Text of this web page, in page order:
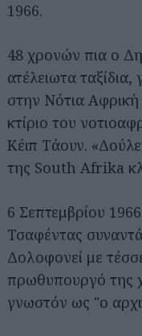
1966.
48 χρονών πια ο
ατέλειωτα
στην Νότια Αφρική
κτίριο του
Κέιπ Τάουν.
της South Afrika
6 Σεπτεμβρίου
Τσαφέντας
Δολοφονεί με
πρωθυπουργό της
γνωστόν ως "ο